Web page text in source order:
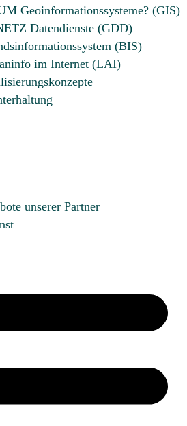
Geoinformationssysteme? (GIS)
Datendienste (GDD)
(BIS)
im Internet (LAI)
unserer Partner